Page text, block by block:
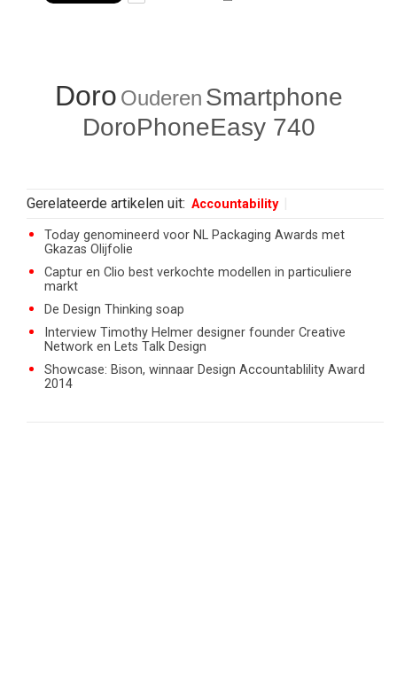
Doro Ouderen Smartphone
DoroPhoneEasy 740
Gerelateerde artikelen uit: Accountability
Today genomineerd voor NL Packaging Awards met
Gkazas Olijfolie
Captur en Clio best verkochte modellen in particuliere
markt
De Design Thinking soap
Interview Timothy Helmer designer founder Creative
Network en Lets Talk Design
Showcase: Bison, winnaar Design Accountablility Award
2014